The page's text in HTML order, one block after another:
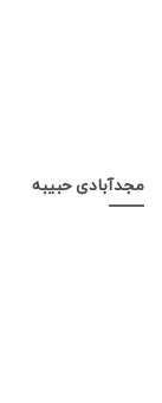
مجدآبادی حبیبه